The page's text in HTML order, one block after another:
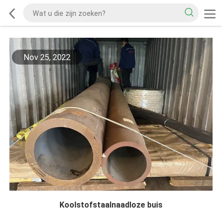
Nov 25, 2022
Koolstofstaalnaadloze buis